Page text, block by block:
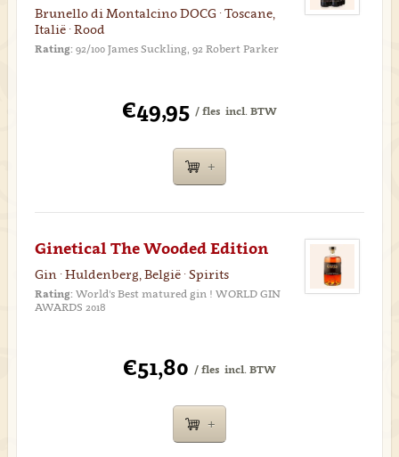
Brunello di Montalcino DOCG · Toscane,
Italië · Rood
Rating: 92/100 James Suckling, 92 Robert Parker
€49,95 / fles incl. BTW
Ginetical The Wooded Edition
Gin · Huldenberg, België · Spirits
Rating: World's Best matured gin ! WORLD GIN
AWARDS 2018
€51,80 / fles incl. BTW